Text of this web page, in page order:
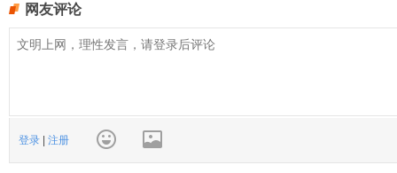
网友评论
登录 | 注册